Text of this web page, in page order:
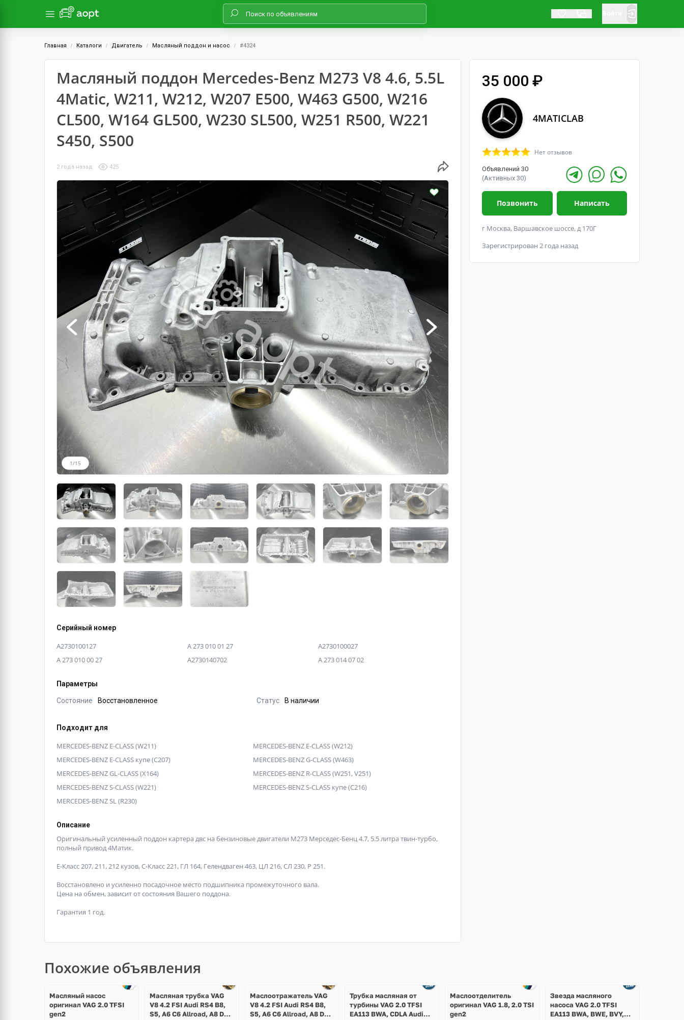
Главная Каталоги Двигатель Масляный поддон и насос #4324
Масляный поддон Mercedes-Benz M273 V8 4.6, 5.5L
4Matic, W211, W212, W207 E500, W463 G500, W216
CL500, W164 GL500, W230 SL500, W251 R500, W221
S450, S500
2 года назад 425
1/15
Серийный номер
A2730100127 A 273 010 01 27
A2730100027
A 273 010 00 27
A2730140702 A 273 014 07 02
Параметры
Состояние Восстановленное Статус В наличии
Подходит для
MERCEDES-BENZ E-CLASS (W211)
MERCEDES-BENZ E-CLASS (W212)
MERCEDES-BENZ E-CLASS купе (C207)
MERCEDES-BENZ G-CLASS (W463)
MERCEDES-BENZ GL-CLASS (X164)
MERCEDES-BENZ R-CLASS (W251, V251)
MERCEDES-BENZ S-CLASS (W221)
MERCEDES-BENZ S-CLASS купе (C216)
MERCEDES-BENZ SL (R230)
Описание
Оригинальный усиленный поддон картера двс на бензиновые двигатели М273 Мерседес-Бенц 4.7, 5.5 литра твин-турбо,
полный привод 4Матик.
Е-Класс 207, 211, 212 кузов, С-Класс 221, ГЛ 164, Гелендваген 463, ЦЛ 216, СЛ 230, Р 251.
Восстановлено и усиленно посадочное место подшипника промежуточного вала.
Цена на обмен, зависит от состояния Вашего поддона.
Гарантия 1 год.
35 000 ₽
4MATICLAB
Нет отзывов
Объявлений 30
(Активных 30)
Позвонить Написать
г Москва, Варшавское шоссе, д 170Г
Зарегистрирован 2 года назад
Похожие объявления
Масляный насос
оригинал VAG 2.0 TFSI
gen2
Масляная трубка VAG
V8 4.2 FSI Audi RS4 B8,
S5, A6 C6 Allroad, A8 D3,
Маслоотражатель VAG
V8 4.2 FSI Audi RS4 B8,
S5, A6 C6 Allroad, A8 D3,
Трубка масляная от
турбины VAG 2.0 TFSI
EA113 BWA, CDLA Audi
Маслоотделитель
оригинал VAG 1.8, 2.0 TSI
gen2
Звезда масляного
насоса VAG 2.0 TFSI
EA113 BWA, BWE, BVY,